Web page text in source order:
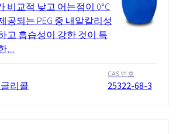
비교적 낮고 어는점이 0°C
공되는 PEG 중 내알칼리성
고 흡습성이 강한 것이 특
,...
리콜
CAS 번호
25322-68-3